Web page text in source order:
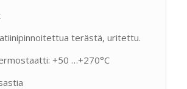
terästä, uritettu.
+50 …+270°C